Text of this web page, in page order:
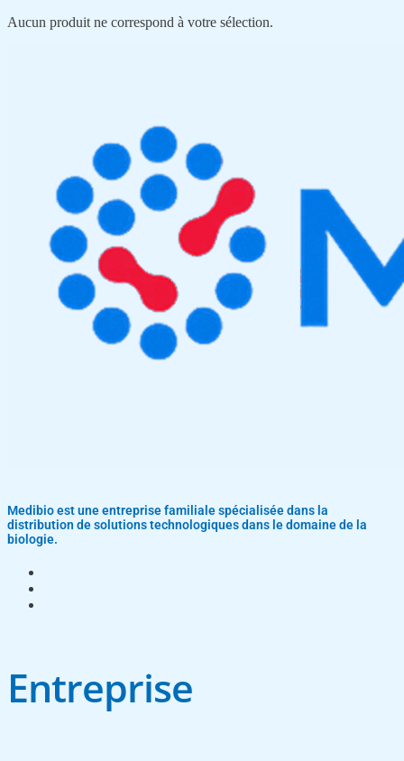
Aucun produit ne correspond à votre sélection.
Medibio est une entreprise familiale spécialisée dans la
distribution de solutions technologiques dans le domaine de la
biologie.
Entreprise